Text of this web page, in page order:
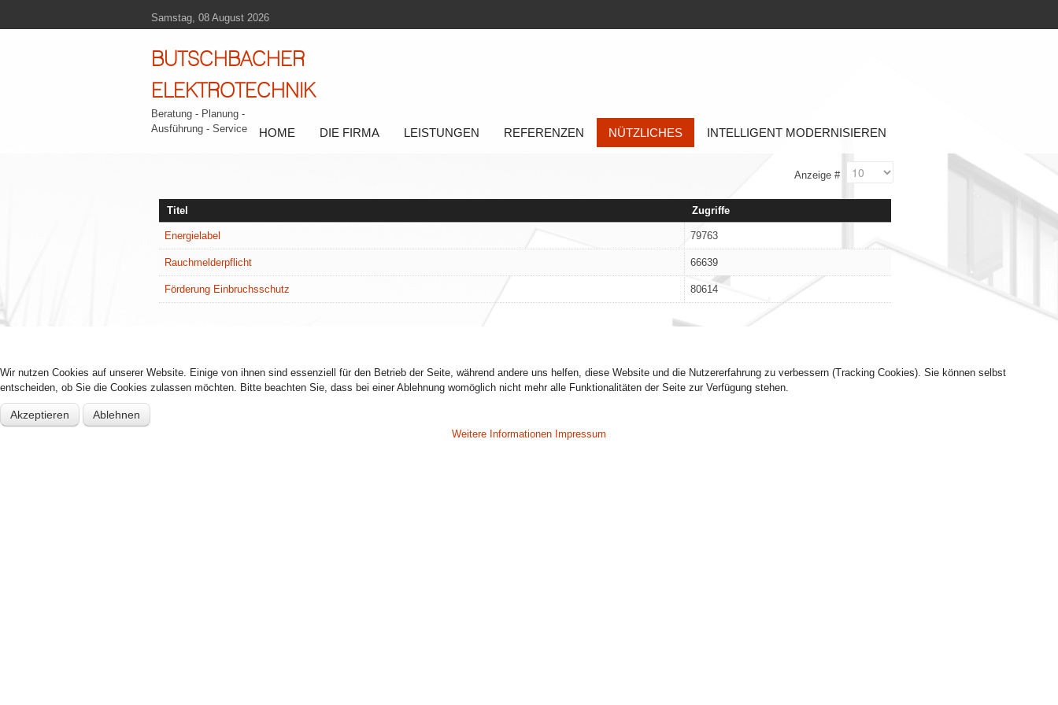
Samstag, 08 August 2026
BUTSCHBACHER
ELEKTROTECHNIK
Beratung - Planung -
Ausführung - Service
HOME DIE FIRMA LEISTUNGEN REFERENZEN NÜTZLICHES INTELLIGENT MODERNISIEREN
Anzeige #
Titel Zugriffe
Energielabel 79763
Rauchmelderpflicht 66639
Förderung Einbruchsschutz 80614
Wir nutzen Cookies auf unserer Website. Einige von ihnen sind essenziell für den Betrieb der Seite, während andere uns helfen, diese Website und die Nutzererfahrung zu verbessern (Tracking Cookies). Sie können selbst
entscheiden, ob Sie die Cookies zulassen möchten. Bitte beachten Sie, dass bei einer Ablehnung womöglich nicht mehr alle Funktionalitäten der Seite zur Verfügung stehen.
Akzeptieren Ablehnen
Weitere Informationen Impressum